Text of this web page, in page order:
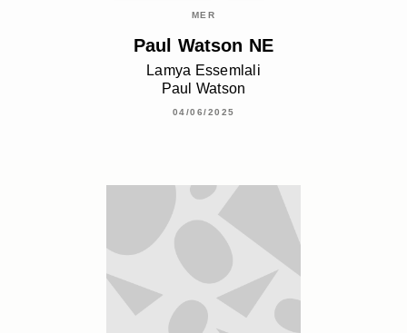
MER
Paul Watson NE
Lamya Essemlali
Paul Watson
04/06/2025